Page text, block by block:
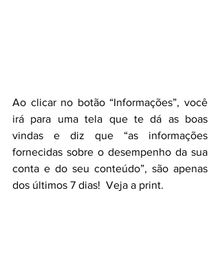
Ao clicar no botão “Informações”, você
irá para uma tela que te dá as boas
vindas e diz que “as informações
fornecidas sobre o desempenho da sua
conta e do seu conteúdo”, são apenas
dos últimos 7 dias!  Veja a print.